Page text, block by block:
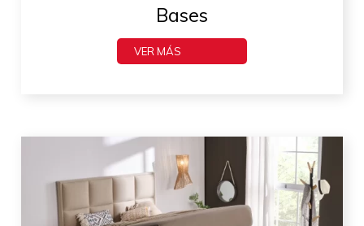
Bases
VER MÁS